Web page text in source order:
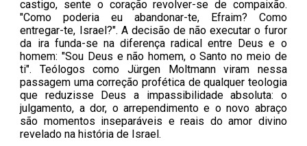
castigo, sente o coração revolver-se de compaixão.
"Como poderia eu abandonar-te, Efraim? Como
entregar-te, Israel?". A decisão de não executar o furor
da ira funda-se na diferença radical entre Deus e o
homem: "Sou Deus e não homem, o Santo no meio de
ti". Teólogos como Jürgen Moltmann viram nessa
passagem uma correção profética de qualquer teologia
que reduzisse Deus a impassibilidade absoluta: o
julgamento, a dor, o arrependimento e o novo abraço
são momentos inseparáveis e reais do amor divino
revelado na história de Israel.